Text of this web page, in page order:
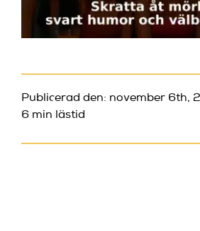
Publicerad den: november 6th,
6 min lästid